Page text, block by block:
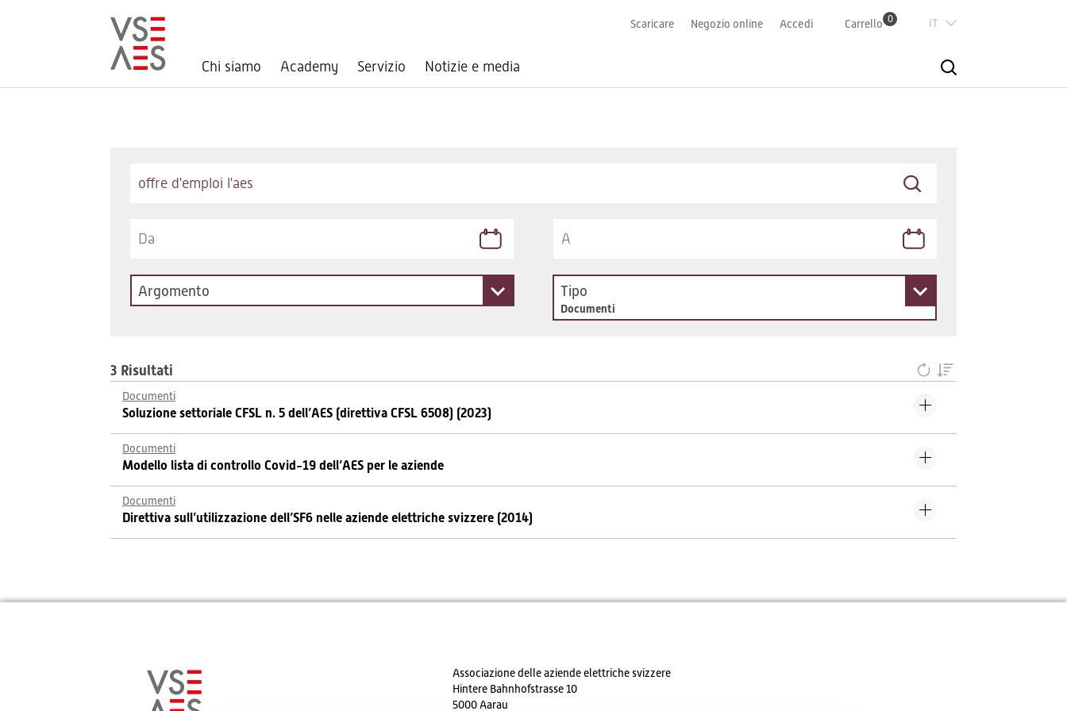
Chi siamo Academy Servizio Notizie e media
Scaricare Negozio online Accedi Carrello 0
English
Argomento Tipo
Documenti
3 Risultati
Documenti
Soluzione settoriale CFSL n. 5 dell’AES (direttiva CFSL 6508) (2023)
Documenti
Modello lista di controllo Covid-19 dell’AES per le aziende
Documenti
Direttiva sull’utilizzazione dell’SF6 nelle aziende elettriche svizzere (2014)
Associazione delle aziende elettriche svizzere
Hintere Bahnhofstrasse 10
5000 Aarau